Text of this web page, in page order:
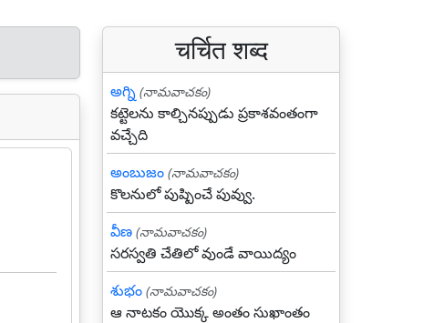
चर्चित शब्द
అగ్ని (నామవాచకం)
కట్టెలను కాల్చినప్పుడు ప్రకాశవంతంగా
వచ్చేది
అంబుజం (నామవాచకం)
కొలనులో పుష్పించే పువ్వు.
వీణ (నామవాచకం)
సరస్వతి చేతిలో వుండే వాయిద్యం
శుభం (నామవాచకం)
ఆ నాటకం యొక్క అంతం సుఖాంతం